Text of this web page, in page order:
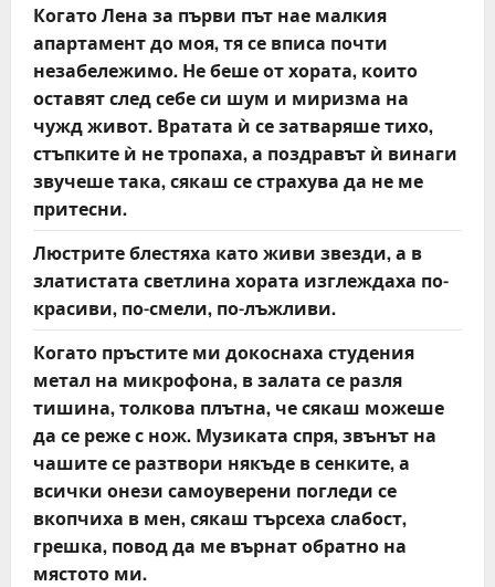
Когато Лена за първи път нае малкия
апартамент до моя, тя се вписа почти
незабележимо. Не беше от хората, които
оставят след себе си шум и миризма на
чужд живот. Вратата ѝ се затваряше тихо,
стъпките ѝ не тропаха, а поздравът ѝ винаги
звучеше така, сякаш се страхува да не ме
притесни.
Люстрите блестяха като живи звезди, а в
златистата светлина хората изглеждаха по-
красиви, по-смели, по-лъжливи.
Когато пръстите ми докоснаха студения
метал на микрофона, в залата се разля
тишина, толкова плътна, че сякаш можеше
да се реже с нож. Музиката спря, звънът на
чашите се разтвори някъде в сенките, а
всички онези самоуверени погледи се
вкопчиха в мен, сякаш търсеха слабост,
грешка, повод да ме върнат обратно на
мястото ми.